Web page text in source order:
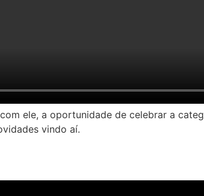
ele, a oportunidade de celebrar a
vindo aí.